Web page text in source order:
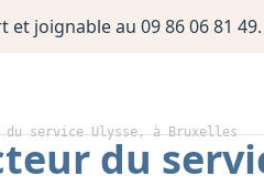
joignable au 09 86 06 81
service Ulysse, à Bruxelles
du